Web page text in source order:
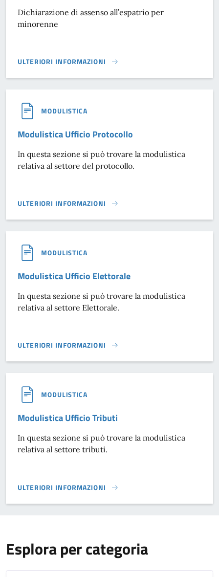
Dichiarazione di assenso all’espatrio per
minorenne
ULTERIORI INFORMAZIONI
DICHIARAZIONE DI ASSENSO ALL’ESPATRIO }
MODULISTICA
Modulistica Ufficio Protocollo
In questa sezione si può trovare la modulistica
relativa al settore del protocollo.
ULTERIORI INFORMAZIONI
MODULISTICA UFFICIO PROTOCOLLO}
MODULISTICA
Modulistica Ufficio Elettorale
In questa sezione si può trovare la modulistica
relativa al settore Elettorale.
ULTERIORI INFORMAZIONI
MODULISTICA UFFICIO ELETTORALE}
MODULISTICA
Modulistica Ufficio Tributi
In questa sezione si può trovare la modulistica
relativa al settore tributi.
ULTERIORI INFORMAZIONI
MODULISTICA UFFICIO TRIBUTI}
Esplora per categoria